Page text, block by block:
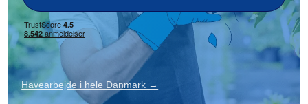
Havearbejde i hele Danmark →